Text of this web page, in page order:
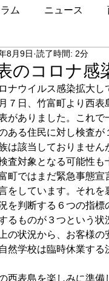
ム ニュース
のコロナ感
8月9日 読了時間: 2分
ロナウイルス感染拡大し
７日、竹富町より西表
がありました。これ
ある住民に対し検査が
は該当しておりませ
査対象となる可能性も
町ではまだ緊急事態宣
をしています。それ
を判断する６つの指標
るものが３つという状
の状況から、お客様の
然学校は臨時休業する
西表島を楽しみに準備